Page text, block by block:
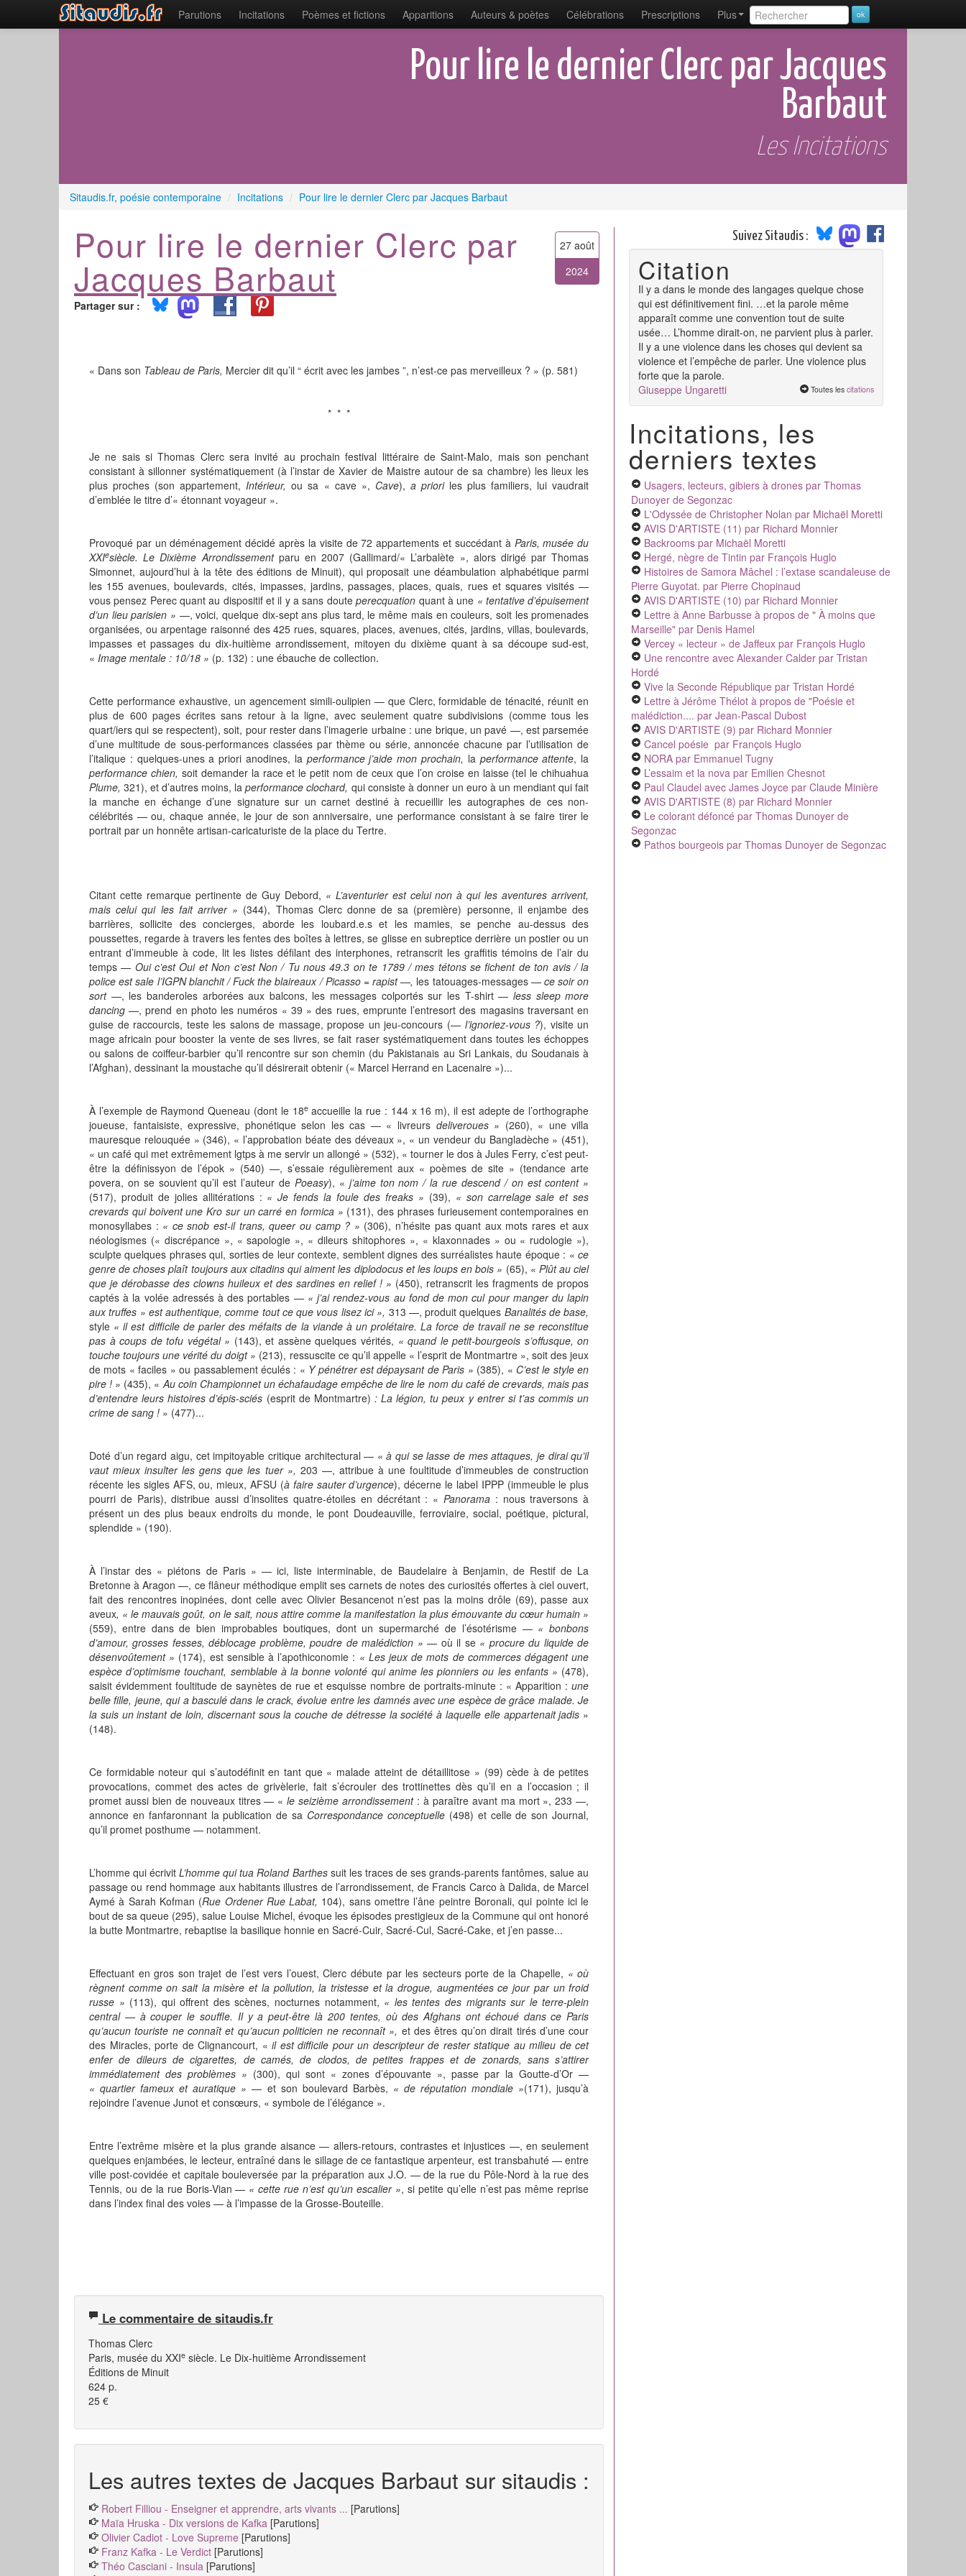
Parutions Incitations Poèmes et fictions Apparitions Auteurs & poètes Célébrations Prescriptions Plus
Pour lire le dernier Clerc par Jacques
Barbaut
Les Incitations
Sitaudis.fr, poésie contemporaine / Incitations / Pour lire le dernier Clerc par Jacques Barbaut
27 août
2024
Pour lire le dernier Clerc par
Jacques Barbaut
Partager sur :
« Dans son Tableau de Paris, Mercier dit qu’il “ écrit avec les jambes ”, n’est-ce pas merveilleux ? » (p. 581)
* * *
Je ne sais si Thomas Clerc sera invité au prochain festival littéraire de Saint-Malo, mais son penchant
consistant à sillonner systématiquement (à l’instar de Xavier de Maistre autour de sa chambre) les lieux les
plus proches (son appartement, Intérieur, ou sa « cave », Cave), a priori les plus familiers, lui vaudrait
d’emblée le titre d’« étonnant voyageur ».
Provoqué par un déménagement décidé après la visite de 72 appartements et succédant à Paris, musée du
XXIesiècle. Le Dixième Arrondissement paru en 2007 (Gallimard/« L’arbalète », alors dirigé par Thomas
Simonnet, aujourd’hui à la tête des éditions de Minuit), qui proposait une déambulation alphabétique parmi
les 155 avenues, boulevards, cités, impasses, jardins, passages, places, quais, rues et squares visités —
vous pensez Perec quant au dispositif et il y a sans douteperecquation quant à une « tentative d’épuisement
d’un lieu parisien » —, voici, quelque dix-sept ans plus tard, le même mais en couleurs, soit les promenades
organisées, ou arpentage raisonné des 425 rues, squares, places, avenues, cités, jardins, villas, boulevards,
impasses et passages du dix-huitième arrondissement, mitoyen du dixième quant à sa découpe sud-est,
« Image mentale : 10/18 » (p. 132) : une ébauche de collection.
Cette performance exhaustive, un agencement simili-oulipien — que Clerc, formidable de ténacité, réunit en
plus de 600 pages écrites sans retour à la ligne, avec seulement quatre subdivisions (comme tous les
quart/iers qui se respectent), soit, pour rester dans l’imagerie urbaine : une brique, un pavé —, est parsemée
d’une multitude de sous-performances classées par thème ou série, annoncée chacune par l’utilisation de
l’italique : quelques-unes a priori anodines, la performance j’aide mon prochain, la performance attente, la
performance chien, soit demander la race et le petit nom de ceux que l’on croise en laisse (tel le chihuahua
Plume,321), et d’autres moins, laperformance clochard, qui consiste à donner un euro à un mendiant qui fait
la manche en échange d’une signature sur un carnet destiné à recueillir les autographes de ces non-
célébrités — ou, chaque année, le jour de son anniversaire, une performance consistant à se faire tirer le
portrait par un honnête artisan-caricaturiste de la place du Tertre.
Citant cette remarque pertinente de Guy Debord, « L’aventurier est celui non à qui les aventures arrivent,
mais celui qui les fait arriver » (344), Thomas Clerc donne de sa (première) personne, il enjambe des
barrières, sollicite des concierges, aborde les loubard.e.s et les mamies, se penche au-dessus des
poussettes, regarde à travers les fentes des boîtes à lettres, se glisse en subreptice derrière un postier ou un
entrant d’immeuble à code, lit les listes défilant des interphones, retranscrit les graffitis témoins de l’air du
temps — Oui c’est Oui et Non c’est Non / Tu nous 49.3 on te 1789 / mes tétons se fichent de ton avis / la
police est sale l’IGPN blanchit / Fuck the blaireaux / Picasso=rapist —, les tatouages-messages — ce soir on
sort —, les banderoles arborées aux balcons, les messages colportés sur les T-shirt — less sleep more
dancing —, prend en photo les numéros « 39 » des rues, emprunte l’entresort des magasins traversant en
guise de raccourcis, teste les salons de massage, propose un jeu-concours (— l’ignoriez-vous ?), visite un
mage africain pour booster la vente de ses livres, se fait raser systématiquement dans toutes les échoppes
ou salons de coiffeur-barbier qu’il rencontre sur son chemin (du Pakistanais au Sri Lankais, du Soudanais à
l’Afghan), dessinant la moustache qu’il désirerait obtenir (« Marcel Herrand en Lacenaire »)...
À l’exemple de Raymond Queneau (dont le 18eaccueille la rue : 144 x 16 m), il est adepte de l’orthographe
joueuse, fantaisiste, expressive, phonétique selon les cas — « livreurs deliveroues » (260), « une villa
mauresque relouquée » (346), « l’approbation béate des déveaux », « un vendeur du Bangladèche » (451),
« un café qui met extrêmement lgtps à me servir un allongé » (532), « tourner le dos à Jules Ferry, c’est peut-
être la définissyon de l’épok » (540) —, s’essaie régulièrement aux « poèmes de site » (tendance arte
povera, on se souvient qu’il est l’auteur de Poeasy), « j’aime ton nom / la rue descend / on est content »
(517), produit de jolies allitérations : « Je fends la foule des freaks » (39), « son carrelage sale et ses
crevards qui boivent une Kro sur un carré en formica » (131), des phrases furieusement contemporaines en
monosyllabes : « ce snob est-il trans, queer ou camp ? » (306), n’hésite pas quant aux mots rares et aux
néologismes (« discrépance », « sapologie », « dileurs shitophores », « klaxonnades » ou « rudologie »),
sculpte quelques phrases qui, sorties de leur contexte, semblent dignes des surréalistes haute époque : «ce
genre de choses plaît toujours aux citadins qui aiment les diplodocus et les loups en bois » (65), « Plût au ciel
que je dérobasse des clowns huileux et des sardines en relief ! » (450), retranscrit les fragments de propos
captés à la volée adressés à des portables — « j’ai rendez-vous au fond de mon cul pour manger du lapin
aux truffes » est authentique, comme tout ce que vous lisez ici », 313 —, produit quelques Banalités de base,
style « il est difficile de parler des méfaits de la viande à un prolétaire. La force de travail ne se reconstitue
pas à coups de tofu végétal » (143), et assène quelques vérités, « quand le petit-bourgeois s’offusque, on
touche toujours une vérité du doigt » (213), ressuscite ce qu’il appelle « l’esprit de Montmartre », soit des jeux
de mots « faciles » ou passablement éculés : « Y pénétrer est dépaysant de Paris » (385), « C’est le style en
pire ! » (435), « Au coin Championnet un échafaudage empêche de lire le nom du café de crevards, mais pas
d’entendre leurs histoires d’épis-sciés (esprit de Montmartre) : La légion, tu peux y entrer si t’as commis un
crime de sang ! » (477)...
Doté d’un regard aigu, cet impitoyable critique architectural — « à qui se lasse de mes attaques, je dirai qu’il
vaut mieux insulter les gens que les tuer », 203 —, attribue à une foultitude d’immeubles de construction
récente les sigles AFS, ou, mieux, AFSU (à faire sauter d’urgence), décerne le label IPPP (immeuble le plus
pourri de Paris), distribue aussi d’insolites quatre-étoiles en décrétant : « Panorama: nous traversons à
présent un des plus beaux endroits du monde, le pont Doudeauville, ferroviaire, social, poétique, pictural,
splendide » (190).
À l’instar des « piétons de Paris » — ici, liste interminable, de Baudelaire à Benjamin, de Restif de La
Bretonne à Aragon —, ce flâneur méthodique emplit ses carnets de notes des curiosités offertes à ciel ouvert,
fait des rencontres inopinées, dont celle avec Olivier Besancenot n’est pas la moins drôle (69), passe aux
aveux, « le mauvais goût, on le sait, nous attire comme la manifestation la plus émouvante du cœur humain »
(559), entre dans de bien improbables boutiques, dont un supermarché de l’ésotérisme — « bonbons
d’amour, grosses fesses, déblocage problème, poudre de malédiction » — où il se « procure du liquide de
désenvoûtement » (174), est sensible à l’apothiconomie : « Les jeux de mots de commerces dégagent une
espèce d’optimisme touchant, semblable à la bonne volonté qui anime les pionniers ou les enfants » (478),
saisit évidemment foultitude de saynètes de rue et esquisse nombre de portraits-minute : « Apparition : une
belle fille, jeune, qui a basculé dans le crack, évolue entre les damnés avec une espèce de grâce malade. Je
la suis un instant de loin, discernant sous la couche de détresse la société à laquelle elle appartenait jadis »
(148).
Ce formidable noteur qui s’autodéfinit en tant que « malade atteint de détaillitose » (99) cède à de petites
provocations, commet des actes de grivèlerie, fait s’écrouler des trottinettes dès qu’il en a l’occasion ; il
promet aussi bien de nouveaux titres — «le seizième arrondissement: à paraître avant ma mort », 233 —,
annonce en fanfaronnant la publication de sa Correspondance conceptuelle (498) et celle de son Journal,
qu’il promet posthume — notamment.
L’homme qui écrivitL’homme qui tua Roland Barthessuit les traces de ses grands-parents fantômes, salue au
passage ou rend hommage aux habitants illustres de l’arrondissement, de Francis Carco à Dalida, de Marcel
Aymé à Sarah Kofman (Rue Ordener Rue Labat, 104), sans omettre l’âne peintre Boronali, qui pointe ici le
bout de sa queue (295), salue Louise Michel, évoque les épisodes prestigieux de la Commune qui ont honoré
la butte Montmartre, rebaptise la basilique honnie en Sacré-Cuir, Sacré-Cul, Sacré-Cake, et j’en passe...
Effectuant en gros son trajet de l’est vers l’ouest, Clerc débute par les secteurs porte de la Chapelle, « où
règnent comme on sait la misère et la pollution, la tristesse et la drogue, augmentées ce jour par un froid
russe » (113), qui offrent des scènes, nocturnes notamment, « les tentes des migrants sur le terre-plein
central — à couper le souffle. Il y a peut-être là 200 tentes, où des Afghans ont échoué dans ce Paris
qu’aucun touriste ne connaît et qu’aucun politicien ne reconnaît », et des êtres qu’on dirait tirés d’une cour
des Miracles, porte de Clignancourt, « il est difficile pour un descripteur de rester statique au milieu de cet
enfer de dileurs de cigarettes, de camés, de clodos, de petites frappes et de zonards, sans s’attirer
immédiatement des problèmes » (300), qui sont « zones d’épouvante », passe par la Goutte-d’Or —
« quartier fameux et auratique » — et son boulevard Barbès, « de réputation mondiale »(171), jusqu’à
rejoindre l’avenue Junot et consœurs, « symbole de l’élégance ».
Entre l’extrême misère et la plus grande aisance — allers-retours, contrastes et injustices —, en seulement
quelques enjambées, le lecteur, entraîné dans le sillage de ce fantastique arpenteur, est transbahuté — entre
ville post-covidée et capitale bouleversée par la préparation aux J.O. — de la rue du Pôle-Nord à la rue des
Tennis, ou de la rue Boris-Vian — « cette rue n’est qu’un escalier », si petite qu’elle n’est pas même reprise
dans l’index final des voies — à l’impasse de la Grosse-Bouteille.
Le commentaire de sitaudis.fr
Thomas Clerc
Paris, musée du XXIe siècle. Le Dix-huitième Arrondissement
Éditions de Minuit
624 p.
25 €
Les autres textes de Jacques Barbaut sur sitaudis :
Robert Filliou - Enseigner et apprendre, arts vivants ... [Parutions]
Maïa Hruska - Dix versions de Kafka [Parutions]
Olivier Cadiot - Love Supreme [Parutions]
Franz Kafka - Le Verdict [Parutions]
Théo Casciani - Insula [Parutions]
Suivez Sitaudis :
Citation
Il y a dans le monde des langages quelque chose
qui est définitivement fini. …et la parole même
apparaît comme une convention tout de suite
usée… L’homme dirait-on, ne parvient plus à parler.
Il y a une violence dans les choses qui devient sa
violence et l’empêche de parler. Une violence plus
forte que la parole.
Giuseppe Ungaretti
Toutes les citations
Incitations, les
derniers textes
Usagers, lecteurs, gibiers à dronespar Thomas
Dunoyer de Segonzac
L'Odyssée de Christopher Nolan par Michaël Moretti
AVIS D'ARTISTE (11) par Richard Monnier
Backroomspar Michaël Moretti
Hergé, nègre de Tintin par François Huglo
Histoires de Samora Mâchel : l’extase scandaleuse de
Pierre Guyotat. par Pierre Chopinaud
AVIS D'ARTISTE (10) par Richard Monnier
Lettre à Anne Barbusse à propos de " À moins que
Marseille"par Denis Hamel
Vercey « lecteur » de Jaffeuxpar François Huglo
Une rencontre avec Alexander Calderpar Tristan
Hordé
Vive la Seconde Républiquepar Tristan Hordé
Lettre à Jérôme Thélot à propos de "Poésie et
malédiction.... par Jean-Pascal Dubost
AVIS D'ARTISTE (9) par Richard Monnier
Cancel poésie par François Huglo
NORApar Emmanuel Tugny
L’essaim et la nova par Emilien Chesnot
Paul Claudel avec James Joycepar Claude Minière
AVIS D'ARTISTE (8) par Richard Monnier
Le colorant défoncépar Thomas Dunoyer de
Segonzac
Pathos bourgeoispar Thomas Dunoyer de Segonzac